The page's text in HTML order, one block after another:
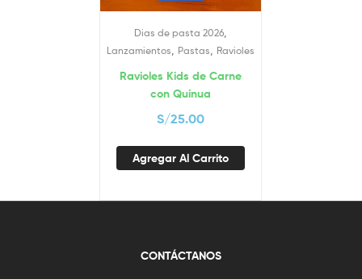
Dias de pasta 2026
Lanzamientos Pastas Ravioles
Ravioles Kids de Carne
con Quinua
S/25.00
Agregar Al Carrito
CONTÁCTANOS